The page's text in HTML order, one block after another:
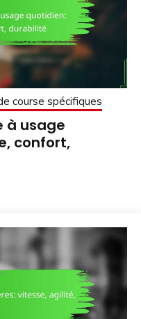
course spécifiques
à usage
confort,